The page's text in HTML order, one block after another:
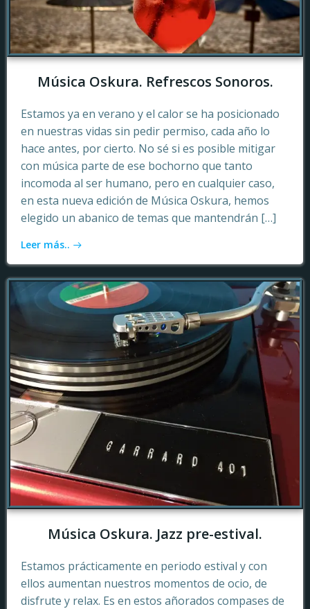
Música Oskura. Refrescos Sonoros.
Estamos ya en verano y el calor se ha posicionado
en nuestras vidas sin pedir permiso, cada año lo
hace antes, por cierto. No sé si es posible mitigar
con música parte de ese bochorno que tanto
incomoda al ser humano, pero en cualquier caso,
en esta nueva edición de Música Oskura, hemos
elegido un abanico de temas que mantendrán […]
Leer más..
Música Oskura. Jazz pre-estival.
Estamos prácticamente en periodo estival y con
ellos aumentan nuestros momentos de ocio, de
disfrute y relax. Es en estos añorados compases de